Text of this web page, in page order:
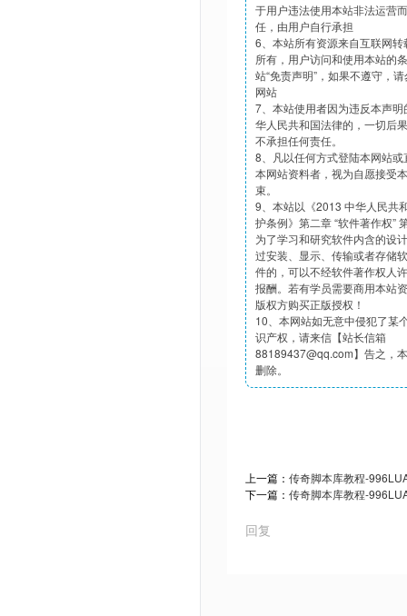
于用户违法使用本站非法运营
任，由用户自行承担
6、本站所有资源来自互联网
所有，用户访问和使用本站的
站“免责声明”，如果不遵守，
网站
7、本站使用者因为违反本声
华人民共和国法律的，一切后
不承担任何责任。
8、凡以任何方式登陆本网站
本网站资料者，视为自愿接受
束。
9、本站以《2013 中华人民共
护条例》第二章 “软件著作权”
为了学习和研究软件内含的设
过安装、显示、传输或者存储
件的，可以不经软件著作权人
报酬。若有学员需要商用本站
版权方购买正版授权！
10、本网站如无意中侵犯了某
识产权，请来信【站长信箱
88189437@qq.com】告之，
删除。
上一篇： 传奇脚本库教程-
下一篇： 传奇脚本库教程-
回复